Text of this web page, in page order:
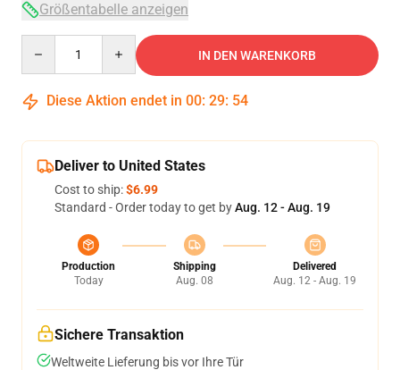
Größentabelle anzeigen
IN DEN WARENKORB
Diese Aktion endet in 00: 29: 54
Deliver to United States
Cost to ship:$6.99
Standard - Order today to get byAug. 12 - Aug. 19
Production
Today
Shipping
Aug. 08
Delivered
Aug. 12 - Aug. 19
Sichere Transaktion
Weltweite Lieferung bis vor Ihre Tür